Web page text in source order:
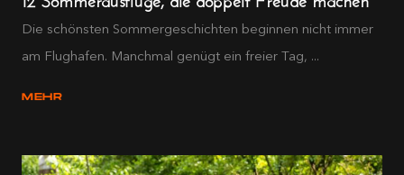
Die schönsten Sommergeschichten beginnen nicht immer
am Flughafen. Manchmal genügt ein freier Tag, ...
MEHR